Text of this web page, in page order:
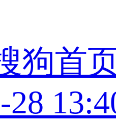
狗首
28